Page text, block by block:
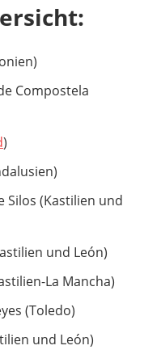
Compostela
)
Silos (Kastilien und
und León)
La Mancha)
(Toledo)
und León)